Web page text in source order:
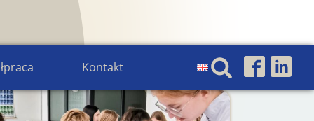
Kontakt